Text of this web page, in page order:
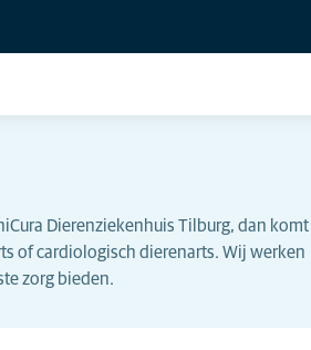
Dierenziekenhuis Tilburg, dan komt
of cardiologisch dierenarts. Wij werken
zorg bieden.